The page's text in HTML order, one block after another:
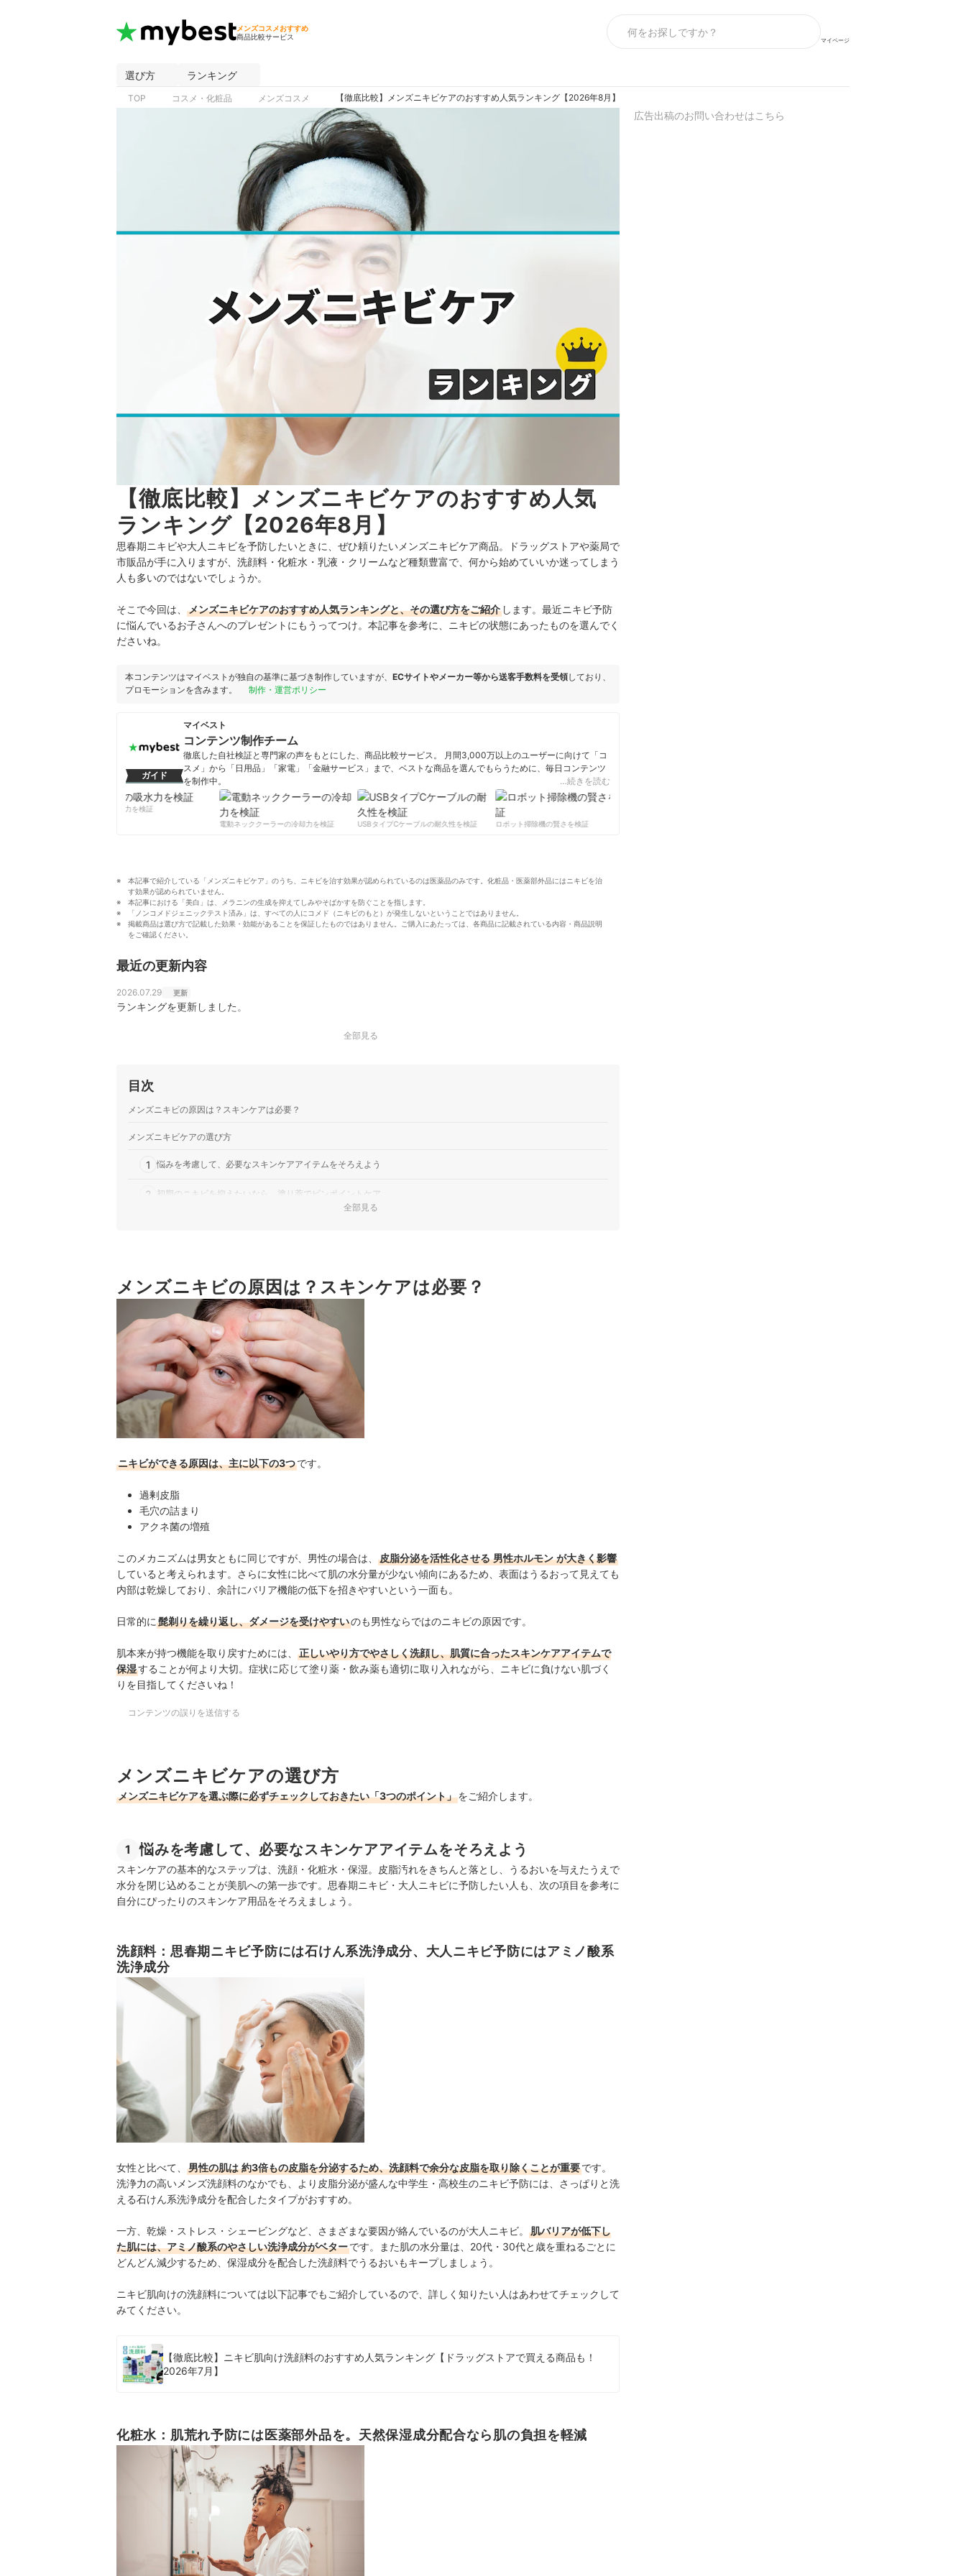
メンズコスメおすすめ
商品比較サービス
マイページ
選び方 ランキング
TOP コスメ・化粧品 メンズコスメ 【徹底比較】メンズニキビケアのおすすめ人気ランキング【2026年8月】
【徹底比較】メンズニキビケアのおすすめ人気
ランキング【2026年8月】
思春期ニキビや大人ニキビを予防したいときに、ぜひ頼りたいメンズニキビケア商品。ドラッグストアや薬局で
市販品が手に入りますが、洗顔料・化粧水・乳液・クリームなど種類豊富で、何から始めていいか迷ってしまう
人も多いのではないでしょうか。
そこで今回は、 メンズニキビケアのおすすめ人気ランキングと、その選び方をご紹介 します。最近ニキビ予防
に悩んでいるお子さんへのプレゼントにもうってつけ。本記事を参考に、ニキビの状態にあったものを選んでく
ださいね。
本コンテンツはマイベストが独自の基準に基づき制作していますが、 ECサイトやメーカー等から送客手数料を受領しており、
プロモーションを含みます。
制作・運営ポリシー
ガイド
マイベスト
コンテンツ制作チーム
徹底した自社検証と専門家の声をもとにした、商品比較サービス。 月間3,000万以上のユーザーに向けて「コ
スメ」から「日用品」「家電」「金融サービス」まで、ベストな商品を選んでもらうために、毎日コンテンツ
を制作中。
コンテンツ制作チームのプロフィール
…続きを読む
柔軟剤の吸水力を検証
電動ネッククーラーの冷却力を検証
USBタイプCケーブルの耐久性を検証 ロボット掃除機の賢さを検証
本記事で紹介している「メンズニキビケア」のうち、ニキビを治す効果が認められているのは医薬品のみです。化粧品・医薬部外品にはニキビを治
す効果が認められていません。
本記事における「美白」は、メラニンの生成を抑えてしみやそばかすを防ぐことを指します。
「ノンコメドジェニックテスト済み」は、すべての人にコメド（ニキビのもと）が発生しないということではありません。
掲載商品は選び方で記載した効果・効能があることを保証したものではありません。ご購入にあたっては、各商品に記載されている内容・商品説明
をご確認ください。
最近の更新内容
2026.07.29 更新
ランキングを更新しました。
全部見る
目次
メンズニキビの原因は？スキンケアは必要？
メンズニキビケアの選び方
1 悩みを考慮して、必要なスキンケアアイテムをそろえよう
2 初期のニキビを抑えたいなら、塗り薬でピンポイントケア
【徹底比較】ニキビケア化粧水のおすすめ人気ランキング
市販のニキビ用塗り薬のおすすめ人気ランキング
ニキビ用市販飲み薬のおすすめ人気ランキング
洗浄と保湿が大事！メンズニキビケアのやり方は？
なかなかよくならないときは、ニキビ治療院に通うことも視野に入れて
メンズニキビケアの売れ筋ランキングもチェック！
全部見る
メンズニキビの原因は？スキンケアは必要？
ニキビができる原因は、主に以下の3つです。
過剰皮脂
毛穴の詰まり
アクネ菌の増殖
このメカニズムは男女ともに同じですが、男性の場合は、 皮脂分泌を活性化させる 男性ホルモン が大きく影響
していると考えられます。さらに女性に比べて肌の水分量が少ない傾向にあるため、表面はうるおって見えても
内部は乾燥しており、余計にバリア機能の低下を招きやすいという一面も。
日常的に髭剃りを繰り返し、ダメージを受けやすいのも男性ならではのニキビの原因です。
肌本来が持つ機能を取り戻すためには、
正しいやり方でやさしく洗顔し、肌質に合ったスキンケアアイテムで
保湿することが何より大切。症状に応じて塗り薬・飲み薬も適切に取り入れながら、ニキビに負けない肌づく
りを目指してくださいね！
コンテンツの誤りを送信する
メンズニキビケアの選び方
メンズニキビケアを選ぶ際に必ずチェックしておきたい「3つのポイント」をご紹介します。
1 悩みを考慮して、必要なスキンケアアイテムをそろえよう
スキンケアの基本的なステップは、洗顔・化粧水・保湿。皮脂汚れをきちんと落とし、うるおいを与えたうえで
水分を閉じ込めることが美肌への第一歩です。思春期ニキビ・大人ニキビに予防したい人も、次の項目を参考に
自分にぴったりのスキンケア用品をそろえましょう。
洗顔料：思春期ニキビ予防には石けん系洗浄成分、大人ニキビ予防にはアミノ酸系
洗浄成分
女性と比べて、 男性の肌は 約3倍もの皮脂を分泌するため、洗顔料で余分な皮脂を取り除くことが重要です。
洗浄力の高いメンズ洗顔料のなかでも、より皮脂分泌が盛んな中学生・高校生のニキビ予防には、さっぱりと洗
える石けん系洗浄成分を配合したタイプがおすすめ。
一方、乾燥・ストレス・シェービングなど、さまざまな要因が絡んでいるのが大人ニキビ。
肌バリアが低下し
た肌には、アミノ酸系のやさしい洗浄成分がベターです。また肌の水分量は、20代・30代と歳を重ねるごとに
どんどん減少するため、保湿成分を配合した洗顔料でうるおいもキープしましょう。
ニキビ肌向けの洗顔料については以下記事でもご紹介しているので、詳しく知りたい人はあわせてチェックして
みてください。
【徹底比較】ニキビ肌向け洗顔料のおすすめ人気ランキング【ドラッグストアで買える商品も！
2026年7月】
化粧水：肌荒れ予防には医薬部外品を。天然保湿成分配合なら肌の負担を軽減
広告出稿のお問い合わせはこちら